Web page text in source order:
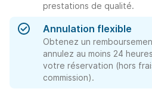
prestations de qualité.
Annulation flexible
Obtenez un
annulez au moins 24
votre réservation (hors
commission).